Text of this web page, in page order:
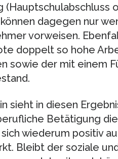
(Hauptschulabschluss
dagegen nur
vorweisen.
doppelt so hohe
sowie der mit einem
sieht in diesen
Betätigung
wiederum positiv
Bleibt der soziale